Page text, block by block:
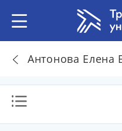
Антонова Елена